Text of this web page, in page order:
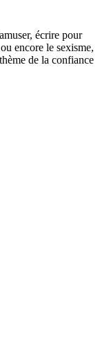
écrire pour
encore le sexisme,
de la confiance